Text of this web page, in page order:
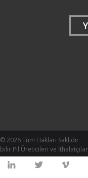
© 2026 Tüm Hakları Saklıdır
Pil Üreticileri ve